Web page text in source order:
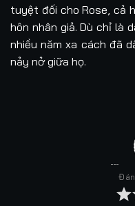
tuyệt đối cho Rose, cả
hôn nhân giả. Dù chỉ là
nhiều năm xa cách đã
nảy nở giữa họ.